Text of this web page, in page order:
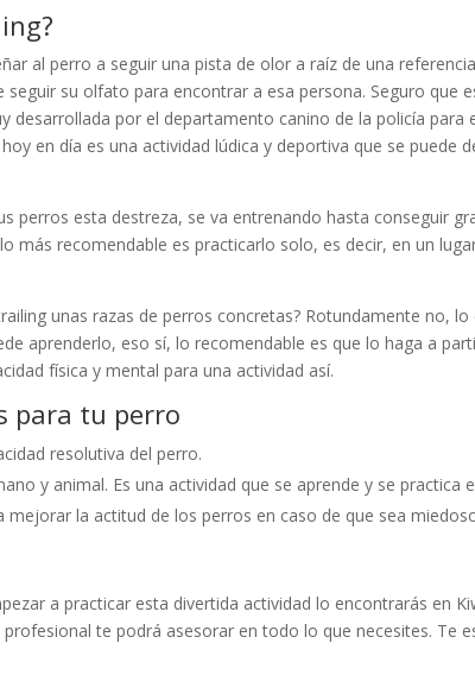
al perro a seguir una pista de olor a raíz de una
seguir su olfato para encontrar a esa persona. Seguro que
desarrollada por el departamento canino de la policía para
en día es una actividad lúdica y deportiva que se puede
perros esta destreza, se va entrenando hasta conseguir
más recomendable es practicarlo solo, es decir, en un
unas razas de perros concretas? Rotundamente no,
aprenderlo, eso sí, lo recomendable es que lo haga a
física y mental para una actividad así.
para tu perro
resolutiva del perro.
y animal. Es una actividad que se aprende y se practica
mejorar la actitud de los perros en caso de que sea
a practicar esta divertida actividad lo encontrarás en
profesional te podrá asesorar en todo lo que necesites. Te